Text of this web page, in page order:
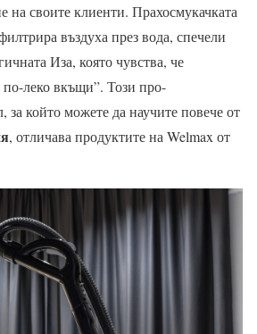
на своите клиенти. Прахосмукачката
въздуха през вода, спечели
Иза, която чувства, че
леко вкъщи”. Този про-
за който можете да научите повече от
, отличава продуктите на Welmax от